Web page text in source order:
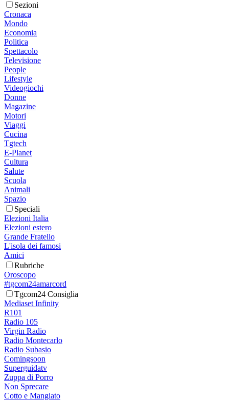
Sezioni
Cronaca
Mondo
Economia
Politica
Spettacolo
Televisione
People
Lifestyle
Videogiochi
Donne
Magazine
Motori
Viaggi
Cucina
Tgtech
E-Planet
Cultura
Salute
Scuola
Animali
Spazio
Speciali
Elezioni Italia
Elezioni estero
Grande Fratello
L'isola dei famosi
Amici
Rubriche
Oroscopo
#tgcom24amarcord
Tgcom24 Consiglia
Mediaset Infinity
R101
Radio 105
Virgin Radio
Radio Montecarlo
Radio Subasio
Comingsoon
Superguidatv
Zuppa di Porro
Non Sprecare
Cotto e Mangiato